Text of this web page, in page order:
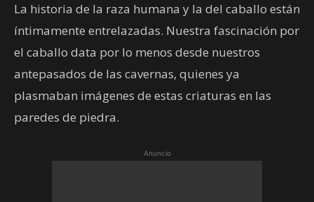
La historia de la raza humana y la del caballo están
íntimamente entrelazadas. Nuestra fascinación por
el caballo data por lo menos desde nuestros
antepasados de las cavernas, quienes ya
plasmaban imágenes de estas criaturas en las
paredes de piedra.
Anuncio